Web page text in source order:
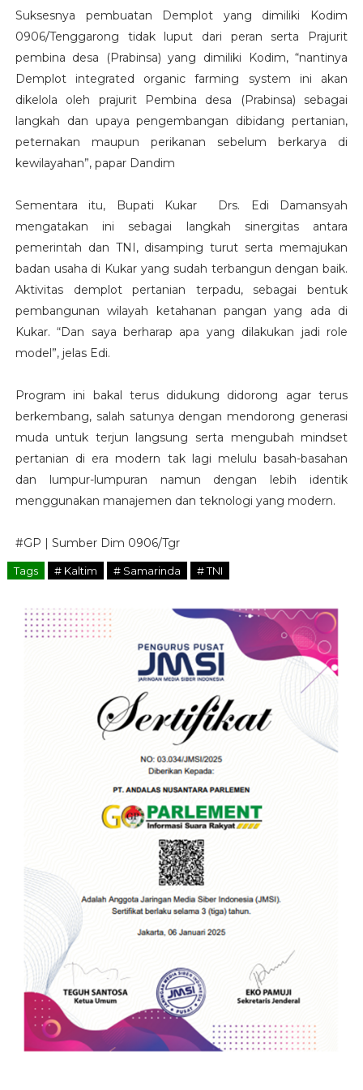
Suksesnya pembuatan Demplot yang dimiliki Kodim
0906/Tenggarong tidak luput dari peran serta Prajurit
pembina desa (Prabinsa) yang dimiliki Kodim, “nantinya
Demplot integrated organic farming system ini akan
dikelola oleh prajurit Pembina desa (Prabinsa) sebagai
langkah dan upaya pengembangan dibidang pertanian,
peternakan maupun perikanan sebelum berkarya di
kewilayahan”, papar Dandim
Sementara itu, Bupati Kukar Drs. Edi Damansyah
mengatakan ini sebagai langkah sinergitas antara
pemerintah dan TNI, disamping turut serta memajukan
badan usaha di Kukar yang sudah terbangun dengan baik.
Aktivitas demplot pertanian terpadu, sebagai bentuk
pembangunan wilayah ketahanan pangan yang ada di
Kukar. “Dan saya berharap apa yang dilakukan jadi role
model”, jelas Edi.
Program ini bakal terus didukung didorong agar terus
berkembang, salah satunya dengan mendorong generasi
muda untuk terjun langsung serta mengubah mindset
pertanian di era modern tak lagi melulu basah-basahan
dan lumpur-lumpuran namun dengan lebih identik
menggunakan manajemen dan teknologi yang modern.
#GP | Sumber Dim 0906/Tgr
Tags # Kaltim # Samarinda # TNI